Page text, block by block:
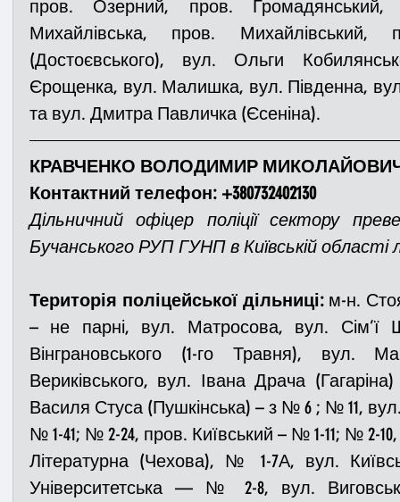
пров. Озерний, пров. Громадянський,
Михайлівська, пров.
(Достоєвського), вул. Ольги
Єрощенка, вул. Малишка, вул. Південна,
та вул. Дмитра Павличка (Єсеніна).
КРАВЧЕНКО ВОЛОДИМИР
Контактний телефон: +380732402130
Дільничний офіцер поліції сектору
Бучанського РУП ГУНП в Київській області
Територія поліцейської дільниці: м-н.
– не парні, вул. Матросова, вул. Сім’ї
Вінграновського (1-го Травня), вул.
Вериківського, вул. Івана Драча
Василя Стуса (Пушкінська) – з № 6 ; № 11,
№ 1-41; № 2-24, пров. Київський – № 1-11; № 2-
Літературна (Чехова), № 1-7А, вул.
Університетська — № 2-8, вул.